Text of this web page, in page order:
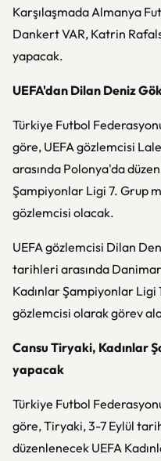
Karşılaşmada Almanya
Dankert VAR, Katrin
yapacak.
UEFA'dan Dilan Deniz
Türkiye Futbol
göre, UEFA gözlemcisi
arasında Polonya'da
Şampiyonlar Ligi 7. Grup
gözlemcisi olacak.
UEFA gözlemcisi Dilan
tarihleri arasında
Kadınlar Şampiyonlar Ligi
gözlemcisi olarak görev
Cansu Tiryaki, Kadınlar
yapacak
Türkiye Futbol
göre, Tiryaki, 3-7 Eylül
düzenlenecek UEFA